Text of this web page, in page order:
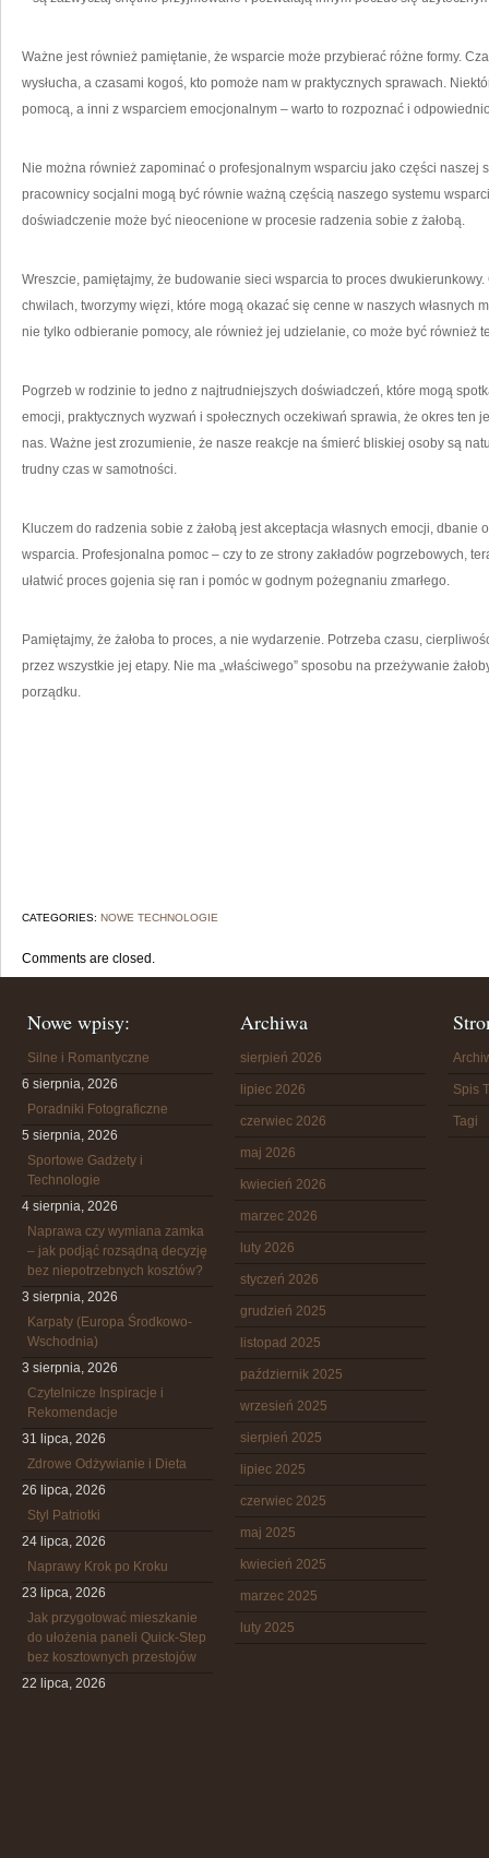
Ważne jest również pamiętanie, że wsparcie może przybierać różne formy.
wysłucha, a czasami kogoś, kto pomoże nam w praktycznych sprawach.
pomocą, a inni z wsparciem emocjonalnym – warto to rozpoznać i
Nie można również zapominać o profesjonalnym wsparciu jako części naszej
pracownicy socjalni mogą być równie ważną częścią naszego systemu
doświadczenie może być nieocenione w procesie radzenia sobie z żałobą.
Wreszcie, pamiętajmy, że budowanie sieci wsparcia to proces
chwilach, tworzymy więzi, które mogą okazać się cenne w naszych własnych
nie tylko odbieranie pomocy, ale również jej udzielanie, co może być również
Pogrzeb w rodzinie to jedno z najtrudniejszych doświadczeń, które mogą
emocji, praktycznych wyzwań i społecznych oczekiwań sprawia, że okres ten
nas. Ważne jest zrozumienie, że nasze reakcje na śmierć bliskiej osoby są
trudny czas w samotności.
Kluczem do radzenia sobie z żałobą jest akceptacja własnych emocji,
wsparcia. Profesjonalna pomoc – czy to ze strony zakładów pogrzebowych,
ułatwić proces gojenia się ran i pomóc w godnym pożegnaniu zmarłego.
Pamiętajmy, że żałoba to proces, a nie wydarzenie. Potrzeba czasu,
przez wszystkie jej etapy. Nie ma „właściwego” sposobu na przeżywanie
porządku.
CATEGORIES: NOWE TECHNOLOGIE
Comments are closed.
Nowe wpisy:
Silne i Romantyczne
6 sierpnia, 2026
Poradniki Fotograficzne
5 sierpnia, 2026
Sportowe Gadżety i
Technologie
4 sierpnia, 2026
Naprawa czy wymiana zamka
– jak podjąć rozsądną decyzję
bez niepotrzebnych kosztów?
3 sierpnia, 2026
Karpaty (Europa Środkowo-
Wschodnia)
3 sierpnia, 2026
Czytelnicze Inspiracje i
Rekomendacje
31 lipca, 2026
Zdrowe Odżywianie i Dieta
26 lipca, 2026
Styl Patriotki
24 lipca, 2026
Naprawy Krok po Kroku
23 lipca, 2026
Jak przygotować mieszkanie
do ułożenia paneli Quick-Step
bez kosztownych przestojów
22 lipca, 2026
Archiwa
sierpień 2026
lipiec 2026
czerwiec 2026
maj 2026
kwiecień 2026
marzec 2026
luty 2026
styczeń 2026
grudzień 2025
listopad 2025
październik 2025
wrzesień 2025
sierpień 2025
lipiec 2025
czerwiec 2025
maj 2025
kwiecień 2025
marzec 2025
luty 2025
Spis
Tagi